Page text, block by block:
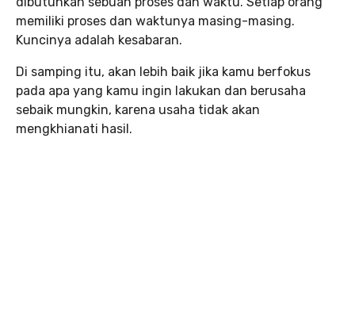
memiliki proses dan waktunya masing-masing.
Kuncinya adalah kesabaran.
Di samping itu, akan lebih baik jika kamu berfokus
pada apa yang kamu ingin lakukan dan berusaha
sebaik mungkin, karena usaha tidak akan
mengkhianati hasil.